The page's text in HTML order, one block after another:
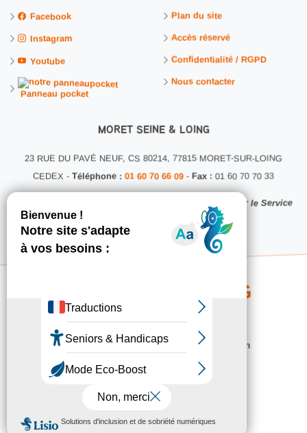
Facebook
Instagram
Youtube
Panneau pocket
Plan du site
Accès réservé
Confidentialité / RGPD
Nous contacter
MORET SEINE & LOING
23 RUE DU PAVÉ NEUF, CS 80214, 77815 MORET-SUR-LOING
CEDEX - Téléphone : 01 60 70 66 09 - Fax : 01 60 70 70 33
Ce site internet a été conçu et développé en interne par le Service
Copyright 2026 © MSL - Service Communication